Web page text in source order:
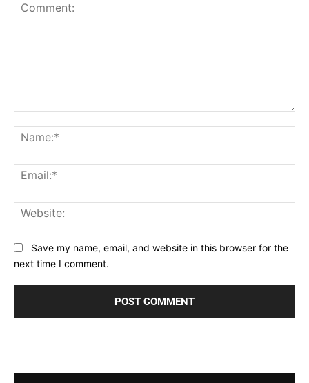
Save my name, email, and website in this browser for the
next time I comment.